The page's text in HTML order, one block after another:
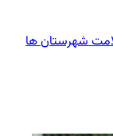
شهرستان ها